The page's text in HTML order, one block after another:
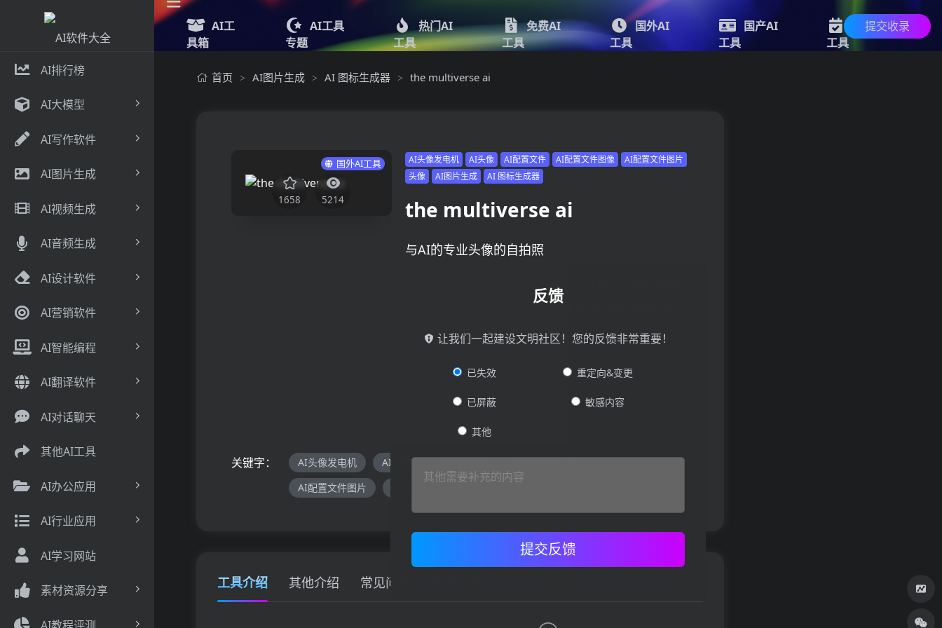
AI排行榜
AI大模型
AI写作软件
AI图片生成
AI视频生成
AI音频生成
AI设计软件
AI营销软件
AI智能编程
AI翻译软件
AI对话聊天
其他AI工具
AI办公应用
AI行业应用
AI学习网站
素材资源分享
AI教程评测
AI工
具箱
AI工具
专题
热门AI
工具
免费AI
工具
国外AI
工具
国产AI
工具
新的AI
工具
提交收录
首页 > AI图片生成 > AI 图标生成器 > the multiverse ai
国外AI工具
1658 5214
AI头像发电机 AI头像 AI配置文件 AI配置文件图像
AI配置文件图片
头像
AI图片生成 AI 图标生成器
the multiverse ai
与AI的专业头像的自拍照
Multiverse AI提供工作室质量的专业头像，以提升您的在
线形象。上传您的自拍照，并在几个小时内以各种样式收
到100个专业头像。无需应用程序或注册！
访问官网 反馈
推荐
关键字： AI头像发电机 AI头像
AI配置文件图片
工具介绍 其他介绍 常见问题
反馈
让我们一起建设文明社区！您的反馈非常重要！
已失效 重定向&变更
已屏蔽 敏感内容
其他
提交反馈